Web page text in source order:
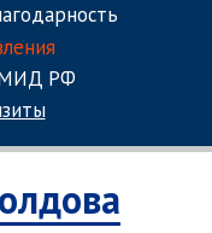
МИД РФ